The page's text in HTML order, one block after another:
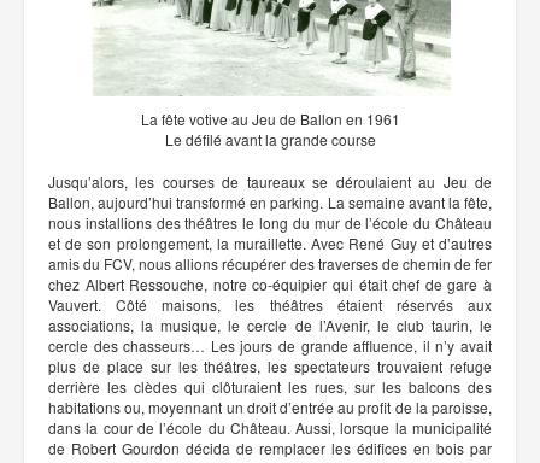
La fête votive au Jeu de Ballon en 1961
Le défilé avant la grande course
Jusqu’alors, les courses de taureaux se déroulaient au Jeu de
Ballon, aujourd’hui transformé en parking. La semaine avant la fête,
nous installions des théâtres le long du mur de l’école du Château
et de son prolongement, la muraillette. Avec René Guy et d’autres
amis du FCV, nous allions récupérer des traverses de chemin de fer
chez Albert Ressouche, notre co-équipier qui était chef de gare à
Vauvert. Côté maisons, les théâtres étaient réservés aux
associations, la musique, le cercle de l’Avenir, le club taurin, le
cercle des chasseurs… Les jours de grande affluence, il n’y avait
plus de place sur les théâtres, les spectateurs trouvaient refuge
derrière les clèdes qui clôturaient les rues, sur les balcons des
habitations ou, moyennant un droit d’entrée au profit de la paroisse,
dans la cour de l’école du Château. Aussi, lorsque la municipalité
de Robert Gourdon décida de remplacer les édifices en bois par